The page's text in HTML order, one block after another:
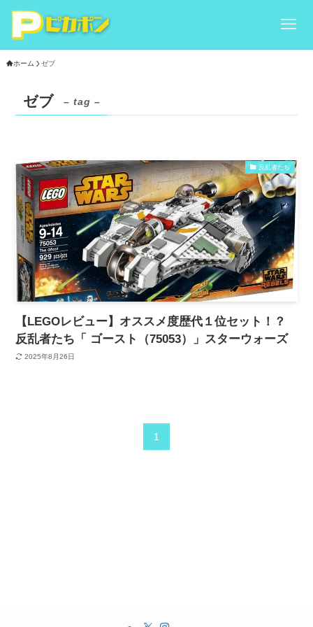
ホーム ゼブ
ゼブ – tag –
反乱者たち
【LEGOレビュー】オススメ度歴代１位セット！？
反乱者たち「 ゴースト（75053）」スターウォーズ
2025年8月26日
1